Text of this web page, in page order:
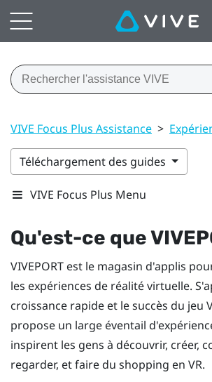
VIVE Focus Plus Assistance >
Téléchargement des guides
VIVE Focus Plus Menu
Qu'est-ce que
VIVEPORT est le magasin d'applis
les expériences de réalité virtuelle.
croissance rapide et le succès du jeu
propose un large éventail
inspirent les gens à découvrir, créer,
regarder, et faire du shopping en VR.